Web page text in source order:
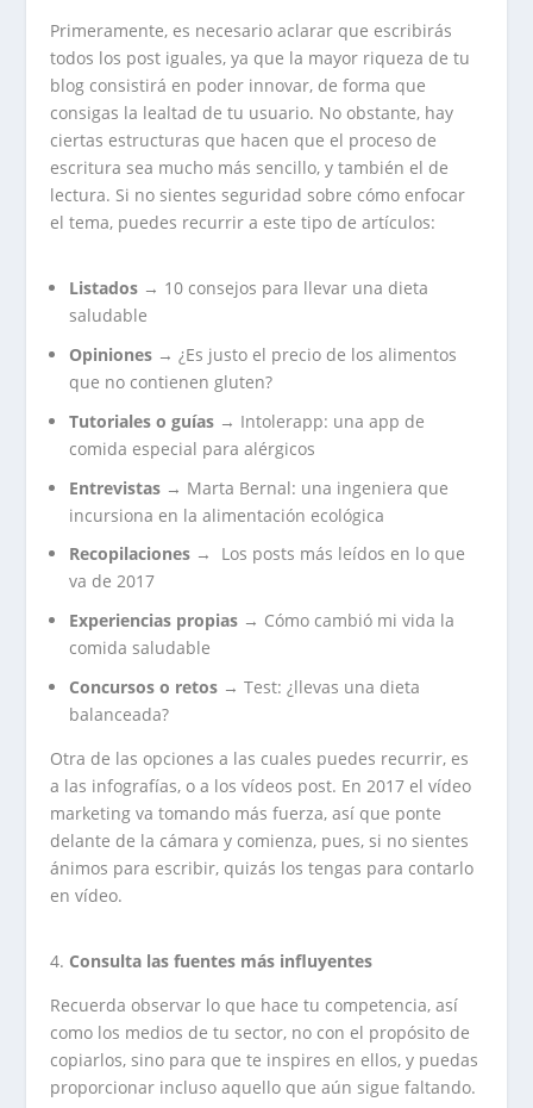
Primeramente, es necesario aclarar que escribirás
todos los post iguales, ya que la mayor riqueza de tu
blog consistirá en poder innovar, de forma que
consigas la lealtad de tu usuario. No obstante, hay
ciertas estructuras que hacen que el proceso de
escritura sea mucho más sencillo, y también el de
lectura. Si no sientes seguridad sobre cómo enfocar
el tema, puedes recurrir a este tipo de artículos:
Listados → 10 consejos para llevar una dieta
saludable
Opiniones → ¿Es justo el precio de los alimentos
que no contienen gluten?
Tutoriales o guías → Intolerapp: una app de
comida especial para alérgicos
Entrevistas → Marta Bernal: una ingeniera que
incursiona en la alimentación ecológica
Recopilaciones → Los posts más leídos en lo que
va de 2017
Experiencias propias → Cómo cambió mi vida la
comida saludable
Concursos o retos → Test: ¿llevas una dieta
balanceada?
Otra de las opciones a las cuales puedes recurrir, es
a las infografías, o a los vídeos post. En 2017 el vídeo
marketing va tomando más fuerza, así que ponte
delante de la cámara y comienza, pues, si no sientes
ánimos para escribir, quizás los tengas para contarlo
en vídeo.
Consulta las fuentes más influyentes
Recuerda observar lo que hace tu competencia, así
como los medios de tu sector, no con el propósito de
copiarlos, sino para que te inspires en ellos, y puedas
proporcionar incluso aquello que aún sigue faltando.